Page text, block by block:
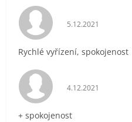
Hodnocení
5.12.2021
Rychlé vyřízení, spokojenost
Hodnocení
4.12.2021
+ spokojenost